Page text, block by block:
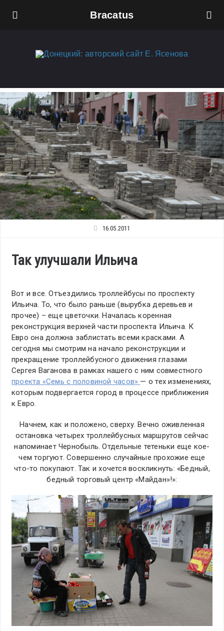
Bracatus
16.05.2011
Так улучшали Ильича
Вот и все. Отъездились троллейбусы по проспекту
Ильича. То, что было раньше (вырубка деревьев и
прочее) – еще цветочки. Началась коренная
реконструкция верхней части проспекта Ильича. К
Евро она должна заблистать всеми красками. А
сегодня мы смотрим на начало реконструкции и
прекращение троллейбусного движения глазами
Сергея Ваганова в рамках нашего с ним совместного
проекта «Семь с половиной часов» — о тех изменениях,
которым подвергается город в процессе приближения
к Евро.
Начнем, как и положено, сверху. Вечно оживленная
остановка четырех троллейбусных маршрутов сейчас
напоминает Чернобыль. Отдельные тетеньки еще кое-
чем торгуют. Совершенно случайные прохожие еще
что-то покупают. Так и хочется воскликнуть: «Бедный,
бедный торговый центр «Майдан»!»: